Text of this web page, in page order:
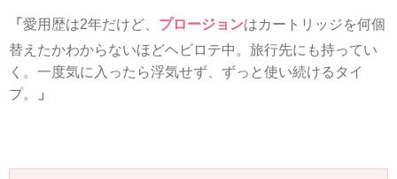
「 愛用歴は2年だけど、 プロージョンはカートリッジを何個
替えたかわからないほどヘビロテ中。旅行先にも持ってい
く。一度気に入ったら浮気せず、ずっと使い続けるタイ
プ。
」